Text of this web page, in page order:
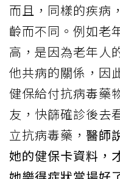
而且，同樣的疾病
齡而不同。例如老
高，是因為老年人
他共病的關係，因
健保給付抗病毒藥
友，快篩確診後去
立抗病毒藥， 醫師
她的健保卡資料，